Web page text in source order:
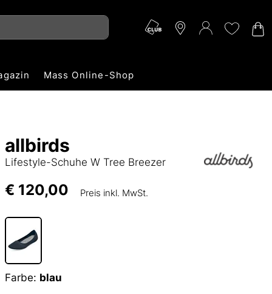
Mass Online-Shop
allbirds
Lifestyle-Schuhe W Tree Breezer
€ 120,00 Preis inkl. MwSt.
Farbe: blau